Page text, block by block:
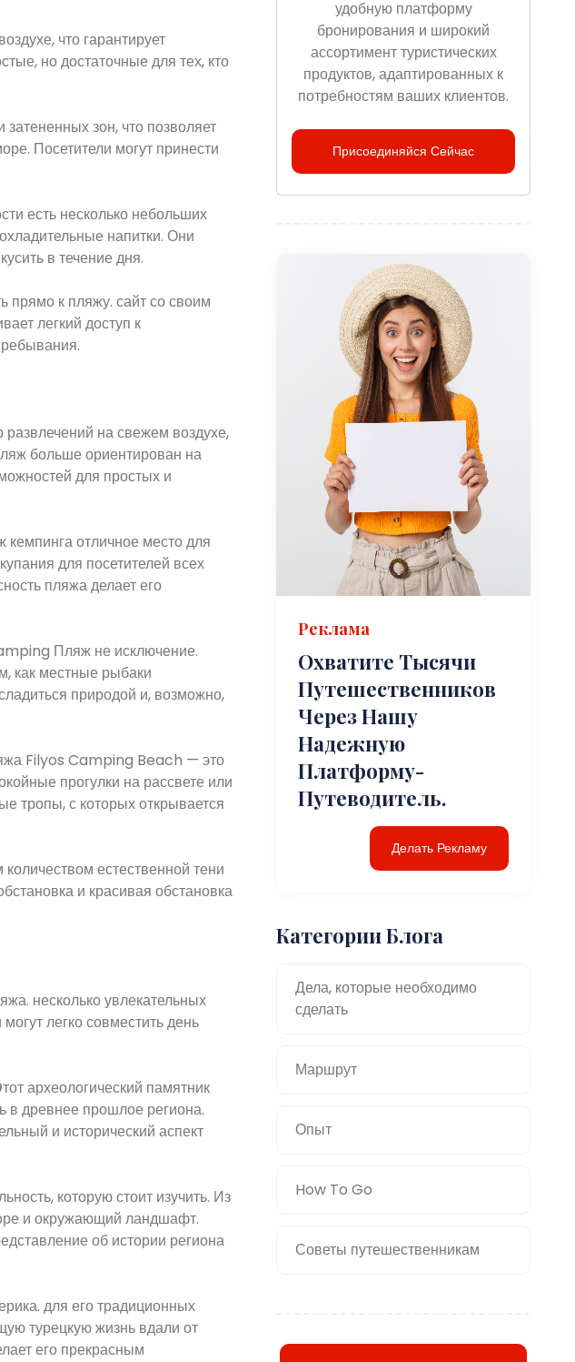
что гарантирует
но достаточные для тех, кто
зон, что позволяет
Посетители могут принести
есть несколько небольших
напитки. Они
в течение дня.
прямо к пляжу. сайт со своим
легкий доступ к
на свежем воздухе,
больше ориентирован на
для простых и
отличное место для
для посетителей всех
пляжа делает его
Пляж не исключение.
как местные рыбаки
природой и, возможно,
Filyos Camping Beach — это
прогулки на рассвете или
тропы, с которых открывается
естественной тени
и красивая обстановка
несколько увлекательных
легко совместить день
археологический памятник
в древнее прошлое региона.
и исторический аспект
которую стоит изучить. Из
и окружающий ландшафт.
об истории региона
для его традиционных
турецкую жизнь вдали от
его прекрасным
удобную платформу
бронирования и широкий
ассортимент туристических
продуктов, адаптированных к
потребностям ваших клиентов.
Присоединяйся Сейчас
Реклама
Охватите Тысячи
Путешественников
Через Нашу
Надежную
Платформу-
Путеводитель.
Делать Рекламу
Категории Блога
Дела, которые необходимо
сделать
Маршрут
Опыт
How To Go
Советы путешественникам